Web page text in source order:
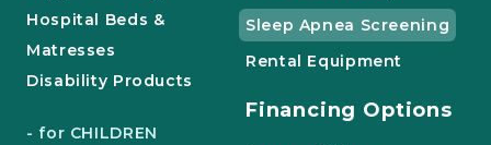
Hospital Beds &
Matresses
Disability Products
- for CHILDREN
Sleep Apnea Screening
Rental Equipment
Financing Options